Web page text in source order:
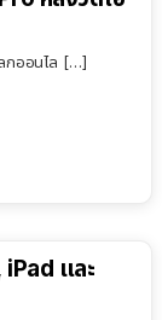
กออนไล […]
และ